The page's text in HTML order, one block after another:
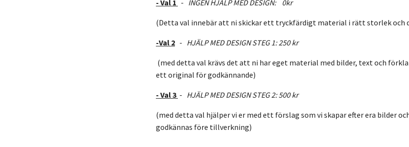
- Val 1 - INGEN HJÄLP MED DESIGN: 0kr
(Detta val innebär att ni skickar ett tryckfärdigt material i rätt storlek och
-Val 2 - HJÄLP MED DESIGN STEG 1: 250 kr
(med detta val krävs det att ni har eget material med bilder, text och
ett original för godkännande)
- Val 3 - HJÄLP MED DESIGN STEG 2: 500 kr
(med detta val hjälper vi er med ett förslag som vi skapar efter era bilder
godkännas före tillverkning)